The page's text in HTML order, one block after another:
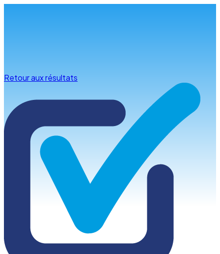
Retour aux résultats